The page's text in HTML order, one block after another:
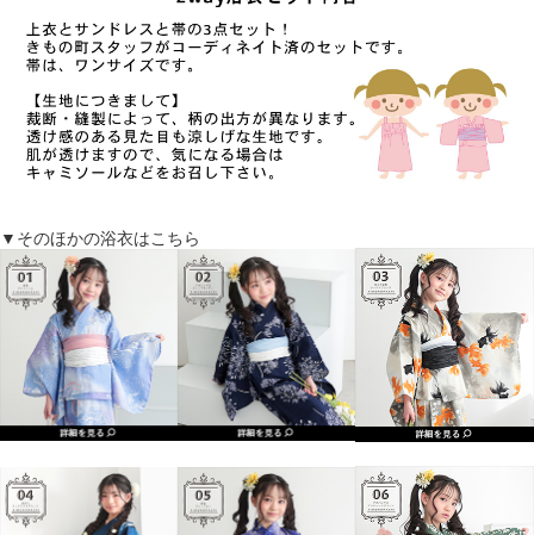
▼そのほかの浴衣はこちら